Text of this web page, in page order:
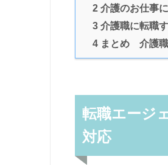
2 介護のお仕事
3 介護職に転職
4 まとめ 介護職
転職エージ
対応